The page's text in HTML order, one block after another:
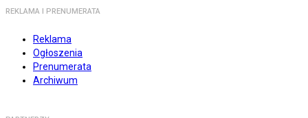
REKLAMA I PRENUMERATA
Reklama
Ogłoszenia
Prenumerata
Archiwum